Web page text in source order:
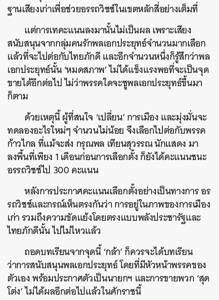
ฐานเสียงเก่าเพื่อช่วยอรรถวิชช์ในเขตหลักสี่อย่างเต็มที่
แต่การเทคะแนนลงมานั้นไม่เป็นผล เพราะเสียง
สนับสนุนจากกลุ่มคนรักพลเอกประยุทธ์จำนวนมากเลือก
แล้วที่จะไปต่อกับไทยภักดี และอีกจำนวนหนึ่งก็รู้สึกว่าพล
เอกประยุทธ์นั้น‘หมดสภาพ’ไม่ได้แข็งแรงพอที่จะเป็นจุด
ขายได้อีกต่อไป ไม่ว่าพรรคใดจะชูพลเอกประยุทธ์ขึ้นมา
ก็ตาม
ด้วยเหตุนี้ ผู้ที่สนใจ ‘เปลี่ยน’การเมือง และมุ่งมั่นจะ
ทดลองอะไรใหม่ๆ จำนวนไม่น้อย จึงเลือกไปต่อกับพรรค
ก้าวไกล ที่แม้จะส่ง กรุณพล เทียนสุวรรณ นักแสดง มา
ลงพื้นที่เพียง1เดือนก่อนการเลือกตั้ง ก็ยังได้คะแนนชนะ
อรรถวิชช์ไป 300คะแนน
หลังการประกาศคะแนนเลือกตั้งอย่างเป็นทางการ อร
รถวิชช์และกรณ์เห็นตรงกันว่า การอยู่ในภาพของการเมือง
เก่า รวมถึงความขัดแย้งโดยตรงแบบพลังประชารัฐและ
ไทยภักดีนั้น ไปไม่ไหวแล้ว
ถอดบทเรียนจากจุดนี้‘กล้า’ก็ควรจะได้บทเรียน
ว่าการสนับสนุนพลเอกประยุทธ์​ โดยที่มีหัวหน้าพรรคของ
ตัวเอง พร้อมประกาศตัวเป็นนายกฯ และการขายพวก‘สุด
โต่ง’ไม่ได้ผลอีกต่อไปแล้วในศักราชนี้